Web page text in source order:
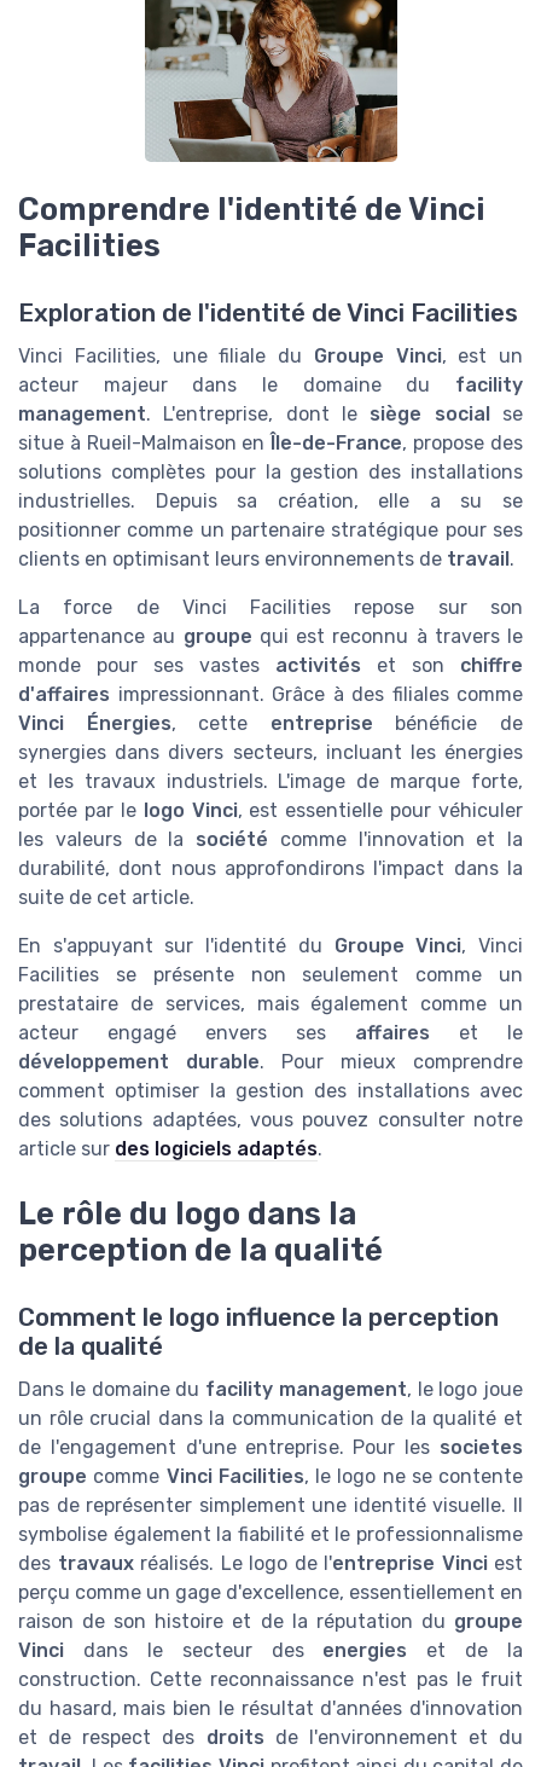
Comprendre l'identité de Vinci
Facilities
Exploration de l'identité de Vinci Facilities
Vinci Facilities, une filiale du Groupe Vinci, est un
acteur majeur dans le domaine du facility
management. L'entreprise, dont le siège socialse
situe à Rueil-Malmaison enÎle-de-France, propose des
solutions complètes pour la gestion des installations
industrielles. Depuis sa création, elle a su se
positionner comme un partenaire stratégique pour ses
clients en optimisant leurs environnements de travail.
La force de Vinci Facilities repose sur son
appartenance au groupe qui est reconnu à travers le
monde pour ses vastes activités et son chiffre
d'affaires impressionnant. Grâce à des filiales comme
Vinci Énergies, cette entreprise bénéficie de
synergies dans divers secteurs, incluant les énergies
et les travaux industriels. L'image de marque forte,
portée par le logo Vinci, est essentielle pour véhiculer
les valeurs de la société comme l'innovation et la
durabilité, dont nous approfondirons l'impact dans la
suite de cet article.
En s'appuyant sur l'identité du Groupe Vinci, Vinci
Facilities se présente non seulement comme un
prestataire de services, mais également comme un
acteur engagé envers ses affaires et le
développement durable. Pour mieux comprendre
comment optimiser la gestion des installations avec
des solutions adaptées, vous pouvez consulter notre
article sur des logiciels adaptés.
Le rôle du logo dans la
perception de la qualité
Comment le logo influence la perception
de la qualité
Dans le domaine du facility management, le logo joue
un rôle crucial dans la communication de la qualité et
de l'engagement d'une entreprise. Pour les societes
groupe comme Vinci Facilities, le logo ne se contente
pas de représenter simplement une identité visuelle. Il
symbolise également la fiabilité et le professionnalisme
des travauxréalisés. Le logo de l'entreprise Vinciest
perçu comme un gage d'excellence, essentiellement en
raison de son histoire et de la réputation du groupe
Vinci dans le secteur des energies et de la
construction. Cette reconnaissance n'est pas le fruit
du hasard, mais bien le résultat d'années d'innovation
et de respect des droits de l'environnement et du